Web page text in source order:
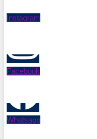
Instagram
Facebook
Whatsapp